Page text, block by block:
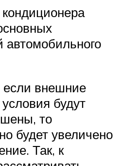
автомобильного
внешние
будут
то
будет увеличено
Так, к